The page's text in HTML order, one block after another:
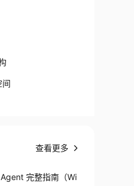
间
查看更多
完整指南（Wi